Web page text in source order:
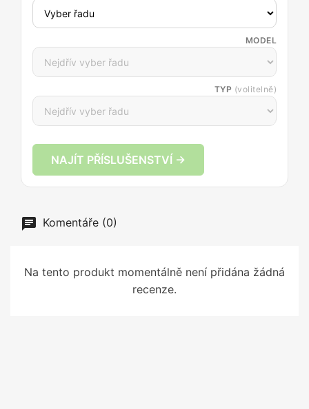
MODEL
TYP (volitelně)
NAJÍT PŘÍSLUŠENSTVÍ →
Komentáře (0)
Na tento produkt momentálně není přidána žádná
recenze.